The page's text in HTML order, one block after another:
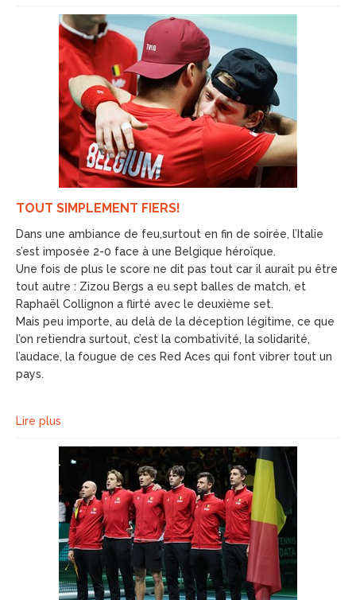
TOUT SIMPLEMENT FIERS!
Dans une ambiance de feu,surtout en fin de soirée, l’Italie
s’est imposée 2-0 face à une Belgique héroïque.
Une fois de plus le score ne dit pas tout car il aurait pu être
tout autre : Zizou Bergs a eu sept balles de match, et
Raphaël Collignon a flirté avec le deuxième set.
Mais peu importe, au delà de la déception légitime, ce que
l’on retiendra surtout, c’est la combativité, la solidarité,
l’audace, la fougue de ces Red Aces qui font vibrer tout un
pays.
Lire plus